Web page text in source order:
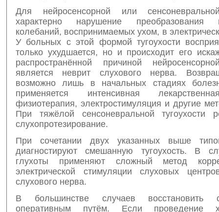
Для нейросенсорной или
характерно нарушение преобразования
колебаний, воспринимаемых ухом, в
У больных с этой формой тугоухости
только ухудшается, но и происходит его
распространённой причиной
является неврит слухового нерва.
возможно лишь в начальных стадиях
применяется интенсивная
физиотерапия, электростимуляция и другие
При тяжёлой сенсоневральной тугоухости
слухопротезирование.
При сочетании двух указанных выше
диагностируют смешанную тугоухость. В
глухоты применяют сложный метод
электрической стимуляции слуховых
слухового нерва.
В большинстве случаев восстановить
оперативным путём. Если проведение